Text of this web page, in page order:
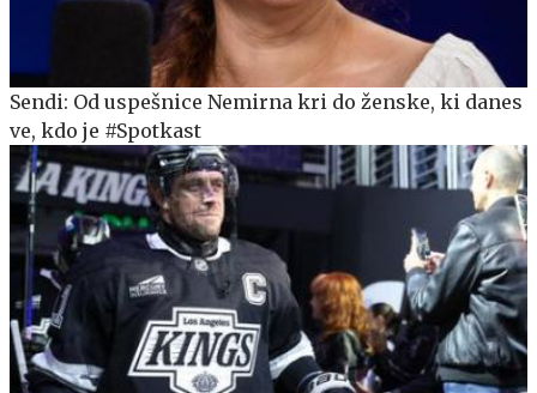
Sendi: Od uspešnice Nemirna kri do ženske, ki danes
ve, kdo je #Spotkast